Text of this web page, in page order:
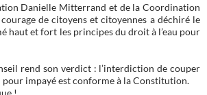
Danielle Mitterrand et de la Coordination
de citoyens et citoyennes a déchiré le
haut et fort les principes du droit à l’eau pour
rend son verdict : l’interdiction de couper
pour impayé est conforme à la Constitution.
!